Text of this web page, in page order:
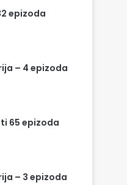
epizoda
– 4 epizoda
65 epizoda
– 3 epizoda